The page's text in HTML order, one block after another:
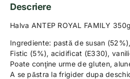
Descriere
Halva ANTEP ROYAL FAMILY 350g
Ingrediente: pastă de susan
Fistic (5%), acidificat (E330),
Poate conţine urme de gluten,
A se păstra la frigider dupa